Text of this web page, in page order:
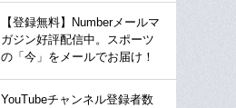
【登録無料】Numberメールマ
ガジン好評配信中。スポーツ
の「今」をメールでお届け！
YouTubeチャンネル登録者数